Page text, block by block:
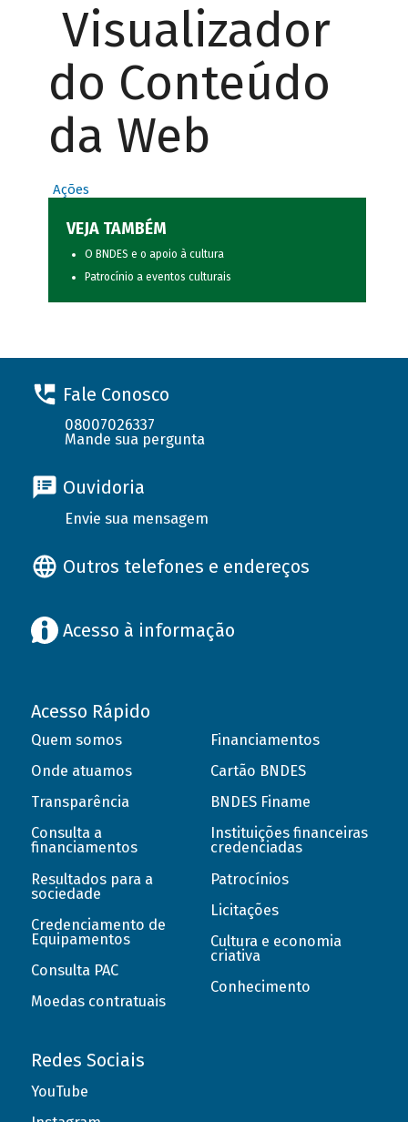
Visualizador
do Conteúdo
da Web
Ações
VEJA TAMBÉM
O BNDES e o apoio à cultura
Patrocínio a eventos culturais
Fale Conosco
08007026337
Mande sua pergunta
Ouvidoria
Envie sua mensagem
Outros telefones e endereços
Acesso à informação
Acesso Rápido
Quem somos
Onde atuamos
Transparência
Consulta a
financiamentos
Resultados para a
sociedade
Credenciamento de
Equipamentos
Consulta PAC
Moedas contratuais
Financiamentos
Cartão BNDES
BNDES Finame
Instituições financeiras
credenciadas
Patrocínios
Licitações
Cultura e economia
criativa
Conhecimento
Redes Sociais
YouTube